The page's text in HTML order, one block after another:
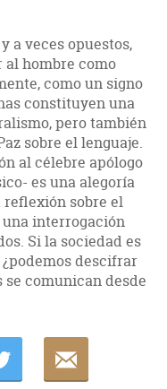
a veces opuestos,
al hombre como
como un signo
constituyen una
pero también
sobre el lenguaje.
al célebre apólogo
es una alegoría
sobre el
interrogación
Si la sociedad es
descifrar
se comunican desde